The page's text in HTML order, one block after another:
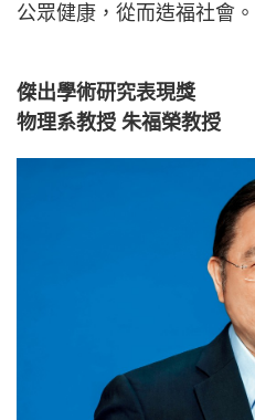
公眾健康，從而造福社會。
傑出學術研究表現獎
物理系教授 朱福榮教授